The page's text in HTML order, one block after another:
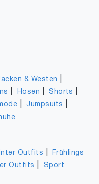
& Westen
Hosen |Shorts
|Jumpsuits
Outfits
Frühlings
Outfits
Sport